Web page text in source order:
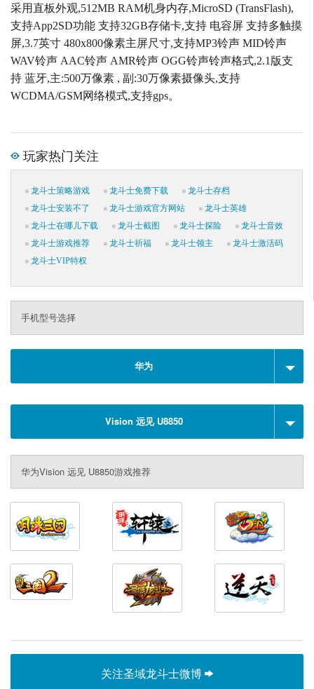
采用直板外观,512MB RAM机身内存,MicroSD (TransFlash),
支持App2SD功能 支持32GB存储卡,支持 电容屏 支持多触摸
屏,3.7英寸 480x800像素主屏尺寸,支持MP3铃声 MID铃声
WAV铃声 AAC铃声 AMR铃声 OGG铃声铃声格式,2.1版支
持 蓝牙,主:500万像素 , 副:30万像素摄像头,支持
WCDMA/GSM网络模式,支持gps。
玩家热门关注
龙斗士策略游戏 龙斗士免费下载
龙斗士存档
龙斗士安装不了
龙斗士游戏官方网站
龙斗士英雄
龙斗士在哪儿下载
龙斗士截图 龙斗士探险
龙斗士音效
龙斗士游戏推荐
龙斗士祈福 龙斗士领主
龙斗士激活码
龙斗士VIP特权
手机型号选择
华为
Vision 远见 U8850
华为Vision 远见 U8850游戏推荐
关注圣域龙斗士微博